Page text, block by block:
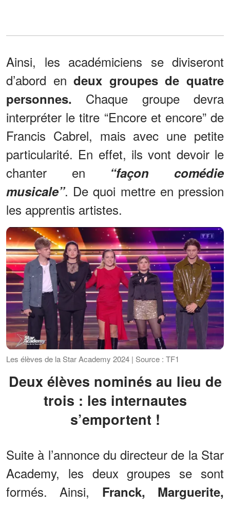
Ainsi, les académiciens se diviseront
d’abord endeux groupes de quatre
personnes. Chaque groupe devra
interpréter le titre “Encore et encore” de
Francis Cabrel, mais avec une petite
particularité. En effet, ils vont devoir le
chanter en “façon comédie
musicale”. De quoi mettre en pression
les apprentis artistes.
Les élèves de la Star Academy 2024 | Source : TF1
Deux élèves nominés au lieu de
trois : les internautes
s’emportent !
Suite à l’annonce du directeur de la Star
Academy, les deux groupes se sont
formés. Ainsi, Franck, Marguerite,